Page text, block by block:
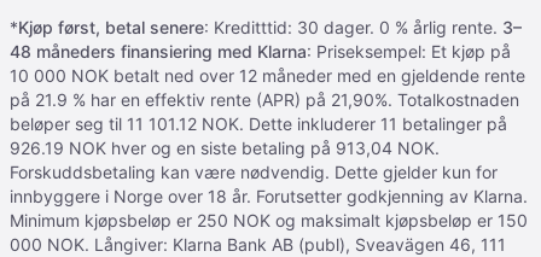
*Kjøp først, betal senere: Kreditttid: 30 dager. 0 % årlig rente. 3–
48 måneders finansiering med Klarna: Priseksempel: Et kjøp på
10 000 NOK betalt ned over 12 måneder med en gjeldende rente
på 21.9 % har en effektiv rente (APR) på 21,90%. Totalkostnaden
beløper seg til 11 101.12 NOK. Dette inkluderer 11 betalinger på
926.19 NOK hver og en siste betaling på 913,04 NOK.
Forskuddsbetaling kan være nødvendig. Dette gjelder kun for
innbyggere i Norge over 18 år. Forutsetter godkjenning av Klarna.
Minimum kjøpsbeløp er 250 NOK og maksimalt kjøpsbeløp er 150
000 NOK. Långiver: Klarna Bank AB (publ), Sveavägen 46, 111